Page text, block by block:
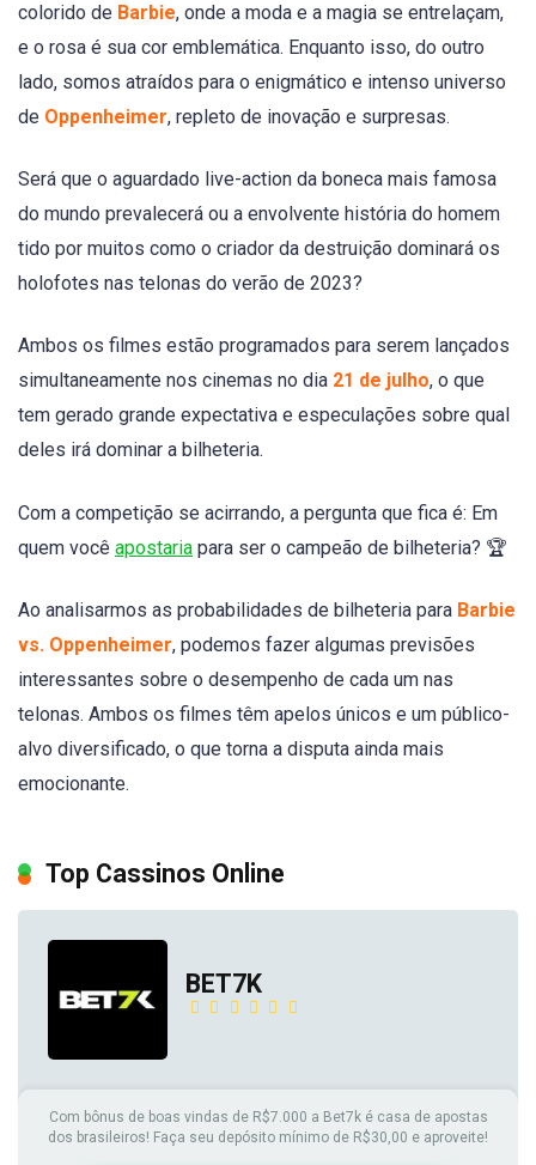
colorido de Barbie, onde a moda e a magia se entrelaçam,
e o rosa é sua cor emblemática. Enquanto isso, do outro
lado, somos atraídos para o enigmático e intenso universo
de Oppenheimer, repleto de inovação e surpresas.
Será que o aguardado live-action da boneca mais famosa
do mundo prevalecerá ou a envolvente história do homem
tido por muitos como o criador da destruição dominará os
holofotes nas telonas do verão de 2023?
Ambos os filmes estão programados para serem lançados
simultaneamente nos cinemas no dia 21 de julho, o que
tem gerado grande expectativa e especulações sobre qual
deles irá dominar a bilheteria.
Com a competição se acirrando, a pergunta que fica é: Em
quem você apostaria para ser o campeão de bilheteria? 🏆
Ao analisarmos as probabilidades de bilheteria para Barbie
vs. Oppenheimer, podemos fazer algumas previsões
interessantes sobre o desempenho de cada um nas
telonas. Ambos os filmes têm apelos únicos e um público-
alvo diversificado, o que torna a disputa ainda mais
emocionante.
Top Cassinos Online
BET7K
Com bônus de boas vindas de R$7.000 a Bet7k é casa de apostas
dos brasileiros! Faça seu depósito mínimo de R$30,00 e aproveite!